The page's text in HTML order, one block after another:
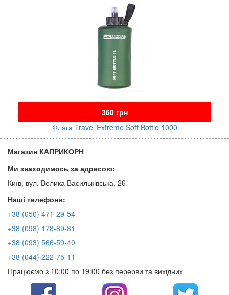
360 грн
Фляга Travel Extreme Soft Bottle 1000
Магазин КАПРИКОРН
Ми знаходимось за адресою:
Київ, вул. Велика Васильківська, 26
Наші телефони:
+38 (050) 471-29-54
+38 (098) 178-89-81
+38 (093) 566-59-40
+38 (044) 222-75-11
Працюємо з 10:00 по 19:00 без перерви та вихідних